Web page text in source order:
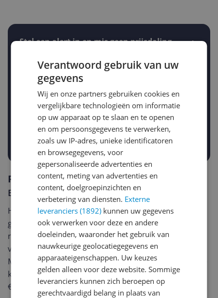
Stel een alert in en mis geen prijsdaling
Jouw e-mailadres
Gewenste daling of bedrag
-10% -15%
Gewenste prijs
€
Prijsalert aanzetten
Reviews
Er zijn nog geen reviews geschreven
Heb jij dit product in bezit en wil je graag je mening
geven? Start dan hieronder met het schrijven van je
review. Afhankelijk van de details duurt het schrijven
van een review gemiddeld tussen de 3 en 10 minuten.
Met jouw mening help je andere bezoekers een betere
keuze te maken én maak je iedere maand kans op
€250,-!
Klik hier voor de actievoorwaarden.
Verantwoord gebruik van uw
gegevens
Wij en onze partners gebruiken cookies en
vergelijkbare technologieën om informatie
op uw apparaat op te slaan en te openen
en om persoonsgegevens te verwerken,
zoals uw IP-adres, unieke identificatoren
en browsegegevens, voor
gepersonaliseerde advertenties en
content, meting van advertenties en
content, doelgroepinzichten en
verbetering van diensten. Externe
leveranciers (1892) kunnen uw gegevens
ook verwerken voor deze en andere
doeleinden, waaronder het gebruik van
nauwkeurige geolocatiegegevens en
apparaateigenschappen. Uw keuzes
gelden alleen voor deze website. Sommige
leveranciers kunnen zich beroepen op
gerechtvaardigd belang in plaats van